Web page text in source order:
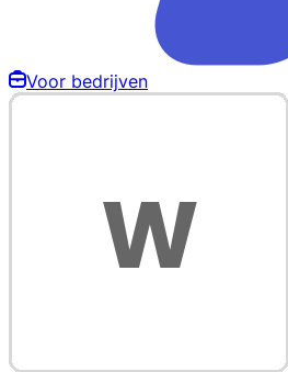
Voor bedrijven